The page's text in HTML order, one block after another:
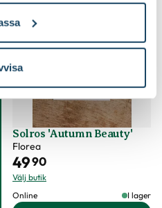
3 för 2
Solros 'Autumn Beauty'
Florea
4990
Välj butik
Online
I lager